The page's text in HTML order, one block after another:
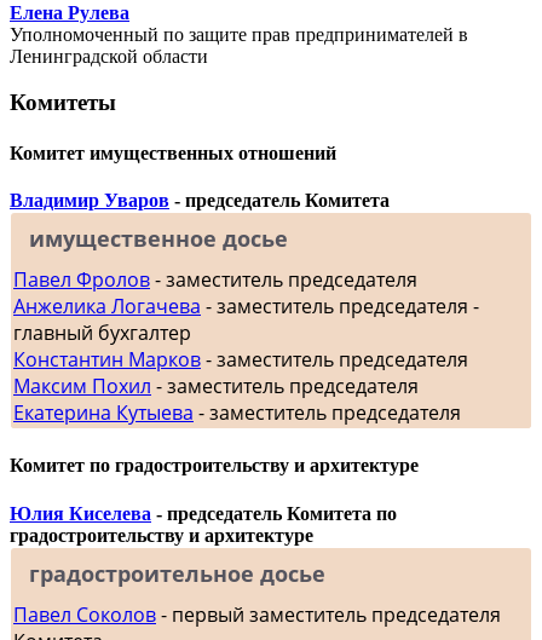
Елена Рулева
Уполномоченный по защите прав предпринимателей в
Ленинградской области
Комитеты
Комитет имущественных отношений
Владимир Уваров - председатель Комитета
имущественное досье
Павел Фролов- заместитель председателя
Анжелика Логачева - заместитель председателя -
главный бухгалтер
Константин Марков- заместитель председателя
Максим Похил - заместитель председателя
Екатерина Кутыева - заместитель председателя
Комитет по градостроительству и архитектуре
Юлия Киселева - председатель Комитета по
градостроительству и архитектуре
градостроительное досье
Павел Соколов- первый заместитель председателя